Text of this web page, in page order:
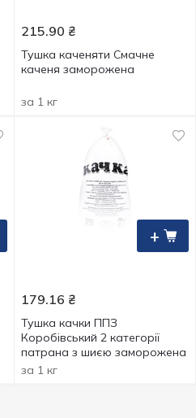
215.90 ₴
Тушка каченяти Смачне
каченя заморожена
за 1 кг
+
179.16 ₴
Тушка качки ППЗ
Коробівський 2 категорії
патрана з шиєю заморожена
за 1 кг